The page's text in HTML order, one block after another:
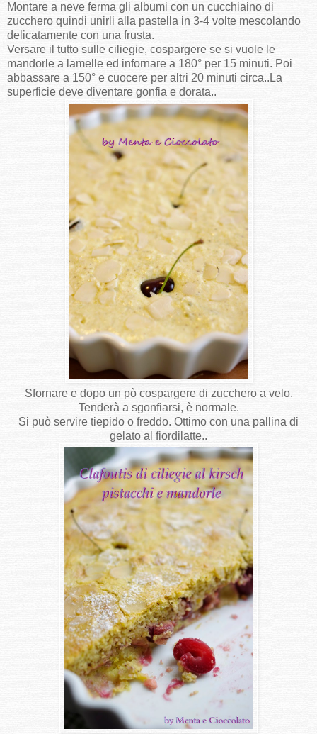
Montare a neve ferma gli albumi con un cucchiaino di
zucchero quindi unirli alla pastella in 3-4 volte mescolando
delicatamente con una frusta.
Versare il tutto sulle ciliegie, cospargere se si vuole le
mandorle a lamelle ed infornare a 180° per 15 minuti. Poi
abbassare a 150° e cuocere per altri 20 minuti circa..La
superficie deve diventare gonfia e dorata..
Sfornare e dopo un pò cospargere di zucchero a velo.
Tenderà a sgonfiarsi, è normale.
Si può servire tiepido o freddo. Ottimo con una pallina di
gelato al fiordilatte..